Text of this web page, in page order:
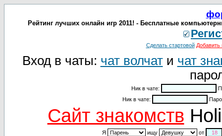
Рейтинг лучших онлайн игр 2011! - Бесплатные
Сделать стартовой Добавить
Вход в чаты: чат волчати чат
Ник в чате:
Ник в чате:
Cайт знакомств
Я ищу от